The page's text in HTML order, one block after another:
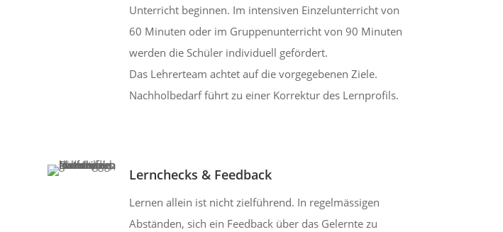
Unterricht beginnen. Im intensiven Einzelunterricht von
60 Minuten oder im Gruppenunterricht von 90 Minuten
werden die Schüler individuell gefördert.
Das Lehrerteam achtet auf die vorgegebenen Ziele.
Nachholbedarf führt zu einer Korrektur des Lernprofils.
Lernchecks & Feedback
Lernen allein ist nicht zielführend. In regelmässigen
Abständen, sich ein Feedback über das Gelernte zu